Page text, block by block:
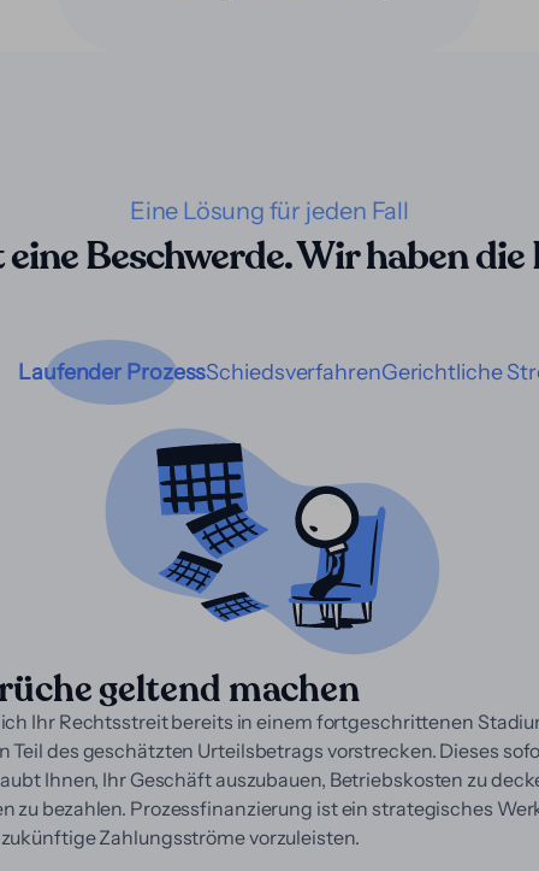
Eine Lösung für jeden Fall
Beschwerde. Wir haben die
Laufender ProzessSchiedsverfahrenGerichtliche
geltend machen
Ihr Rechtsstreit bereits in einem fortgeschrittenen
Teil des geschätzten Urteilsbetrags vorstrecken. Dieses
Ihnen, Ihr Geschäft auszubauen, Betriebskosten zu
zu bezahlen. Prozessfinanzierung ist ein strategisches
Zahlungsströme vorzuleisten.